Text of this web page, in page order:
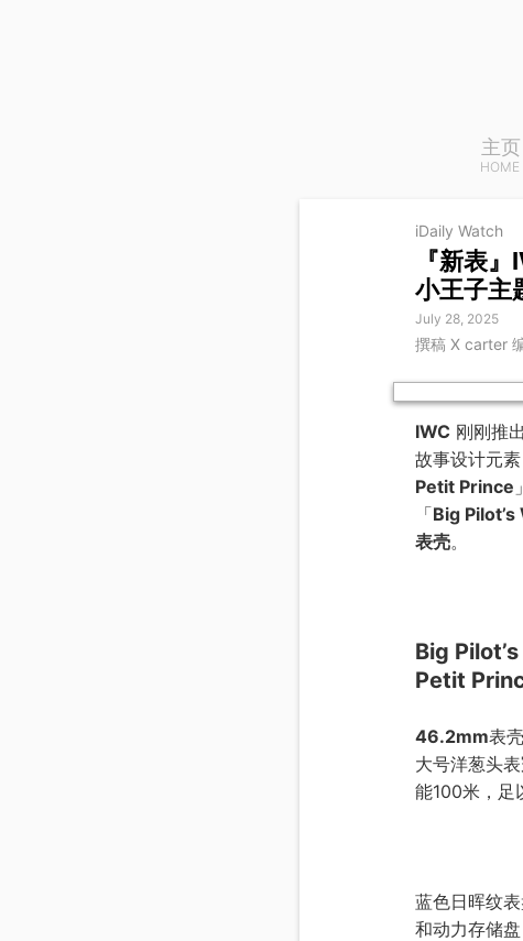
主页
HOME
iDaily Watch
『新表
小王子主
July 28, 2025
撰稿 X carter
IWC 刚刚推
故事设计元
Petit Prince
「Big
表壳。
Big
Petit
46.2mm表
大号洋葱头
能100米，足
蓝色日晖纹
和动力存储